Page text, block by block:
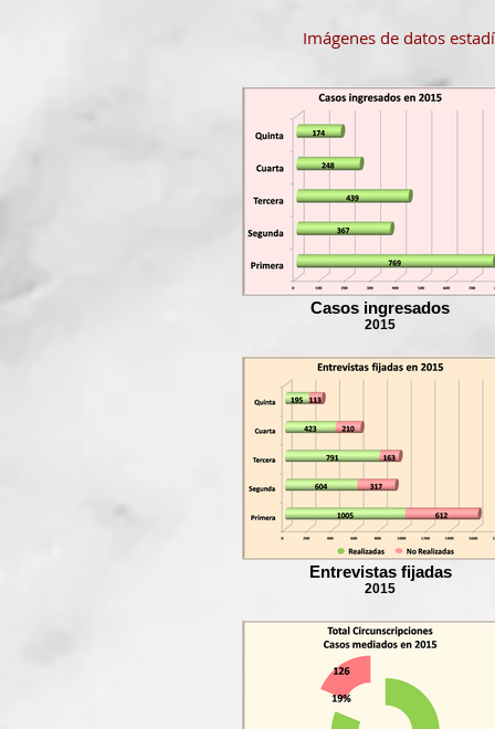
Imágenes de datos
Casos ingresados
2015
Entrevistas fijadas
2015